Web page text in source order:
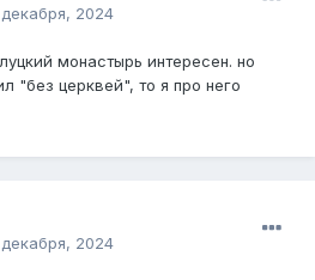
2024
монастырь интересен. но
"без церквей", то я про него
2024